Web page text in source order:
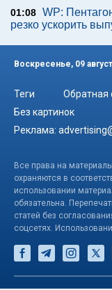
01:08 WP:
резко ускорить
Воскресенье, 09
Теги Обратная
Без картинок
Реклама:
Все права на
охраняются в
использовании
обязательна.
статей без
соцсетях.